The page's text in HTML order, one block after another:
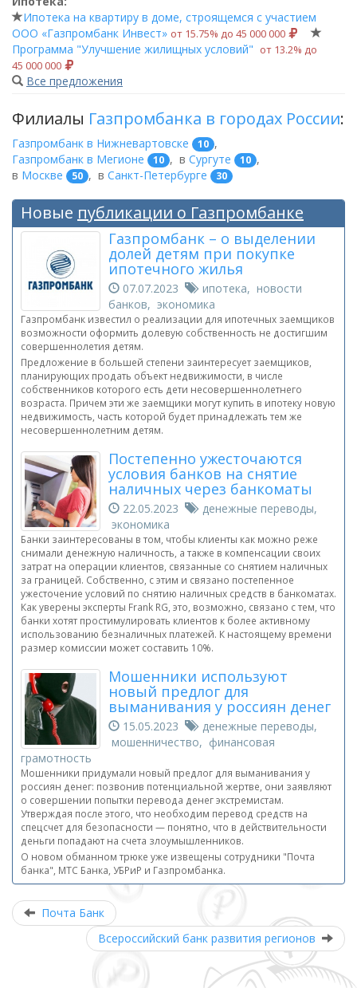
Ипотека на квартиру в доме, строящемся с участием
ООО «Газпромбанк Инвест» от 15.75% до 45 000 000
Программа "Улучшение жилищных условий" от 13.2% до
45 000 000
Все предложения
Филиалы Газпромбанка в городах России:
Газпромбанк в Нижневартовске 10 ,
Газпромбанк в Мегионе
10 , в Сургуте 10 ,
в Москве 50 , в Санкт-Петербурге 30
Новые публикации о Газпромбанке
Газпромбанк – о выделении
долей детям при покупке
ипотечного жилья
07.07.2023
ипотека, новости
банков, экономика
Газпромбанк известил о реализации для ипотечных заемщиков
возможности оформить долевую собственность не достигшим
совершеннолетия детям.
Предложение в большей степени заинтересует заемщиков,
планирующих продать объект недвижимости, в числе
собственников которого есть дети несовершеннолетнего
возраста. Причем эти же заемщики могут купить в ипотеку новую
недвижимость, часть которой будет принадлежать тем же
несовершеннолетним детям.
Постепенно ужесточаются
условия банков на снятие
наличных через банкоматы
22.05.2023
денежные переводы,
экономика
Банки заинтересованы в том, чтобы клиенты как можно реже
снимали денежную наличность, а также в компенсации своих
затрат на операции клиентов, связанные со снятием наличных
за границей. Собственно, с этим и связано постепенное
ужесточение условий по снятию наличных средств в банкоматах.
Как уверены эксперты Frank RG, это, возможно, связано с тем, что
банки хотят простимулировать клиентов к более активному
использованию безналичных платежей. К настоящему времени
размер комиссии может составить 10%.
Мошенники используют
новый предлог для
выманивания у россиян денег
15.05.2023
денежные переводы,
мошенничество, финансовая
грамотность
Мошенники придумали новый предлог для выманивания у
россиян денег: позвонив потенциальной жертве, они заявляют
о совершении попытки перевода денег экстремистам.
Утверждая после этого, что необходим перевод средств на
спецсчет для безопасности — понятно, что в действительности
деньги попадают на счета злоумышленников.
О новом обманном трюке уже извещены сотрудники "Почта
банка", МТС Банка, УБРиР и Газпромбанка.
Почта Банк
Всероссийский банк развития регионов